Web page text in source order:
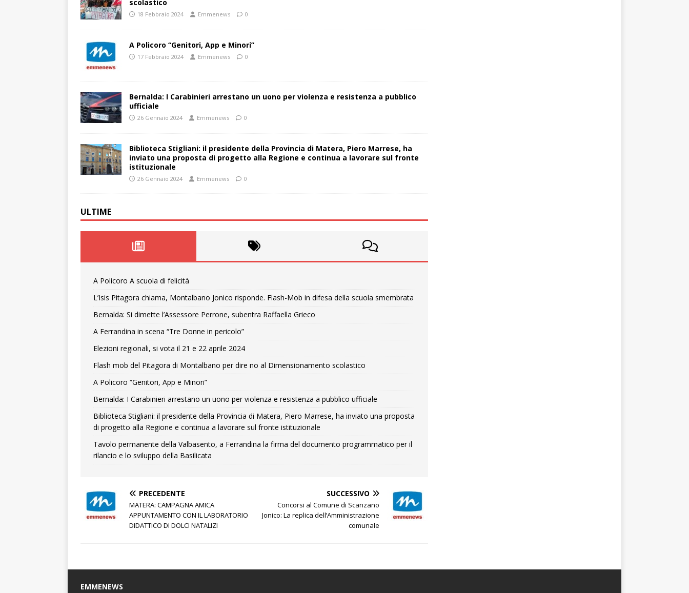
scolastico
18 Febbraio 2024 Emmenews 0
A Policoro “Genitori, App e Minori”
17 Febbraio 2024 Emmenews 0
Bernalda: I Carabinieri arrestano un uono per violenza e resistenza a pubblico
ufficiale
26 Gennaio 2024 Emmenews 0
Biblioteca Stigliani: il presidente della Provincia di Matera, Piero Marrese, ha
inviato una proposta di progetto alla Regione e continua a lavorare sul fronte
istituzionale
26 Gennaio 2024 Emmenews 0
ULTIME
A Policoro A scuola di felicità
L’Isis Pitagora chiama, Montalbano Jonico risponde. Flash-Mob in difesa della scuola smembrata
Bernalda: Si dimette l’Assessore Perrone, subentra Raffaella Grieco
A Ferrandina in scena “Tre Donne in pericolo”
Elezioni regionali, si vota il 21 e 22 aprile 2024
Flash mob del Pitagora di Montalbano per dire no al Dimensionamento scolastico
A Policoro “Genitori, App e Minori”
Bernalda: I Carabinieri arrestano un uono per violenza e resistenza a pubblico ufficiale
Biblioteca Stigliani: il presidente della Provincia di Matera, Piero Marrese, ha inviato una proposta
di progetto alla Regione e continua a lavorare sul fronte istituzionale
Tavolo permanente della Valbasento, a Ferrandina la firma del documento programmatico per il
rilancio e lo sviluppo della Basilicata
PRECEDENTE
MATERA: CAMPAGNA AMICA
APPUNTAMENTO CON IL LABORATORIO
DIDATTICO DI DOLCI NATALIZI
SUCCESSIVO
Concorsi al Comune di Scanzano
Jonico: La replica dell’Amministrazione
comunale
EMMENEWS